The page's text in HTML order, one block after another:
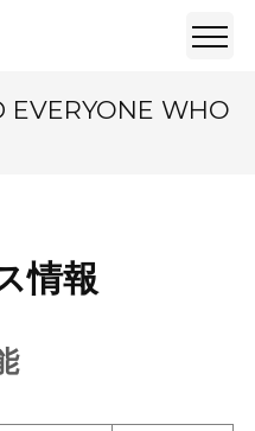
EVERYONE WHO
情報